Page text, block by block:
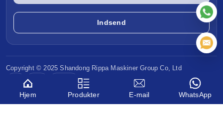
Copyright © 2025 Shandong Rippa Maskiner Group Co, Ltd
EPA
Hjem Produkter E-mail WhatsApp